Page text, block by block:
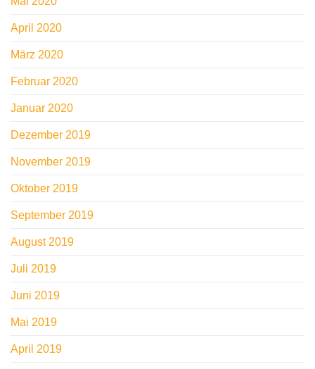
April 2020
März 2020
Februar 2020
Januar 2020
Dezember 2019
November 2019
Oktober 2019
September 2019
August 2019
Juli 2019
Juni 2019
Mai 2019
April 2019